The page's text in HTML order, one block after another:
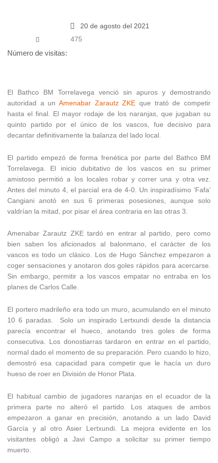
20 de agosto del 2021
Número de visitas:
475
El Bathco BM Torrelavega venció sin apuros y demostrando
autoridad a un Amenabar Zarautz ZKE que trató de competir
hasta el final. El mayor rodaje de los naranjas, que jugaban su
quinto partido por el único de los vascos, fue decisivo para
decantar definitivamente la balanza del lado local.
El partido empezó de forma frenética por parte del Bathco BM
Torrelavega. El inicio dubitativo de los vascos en su primer
amistoso permitió a los locales robar y correr una y otra vez.
Antes del minuto 4, el parcial era de 4-0. Un inspiradísimo ‘Fafa’
Cangiani anotó en sus 6 primeras posesiones, aunque solo
valdrían la mitad, por pisar el área contraria en las otras 3.
Amenabar Zarautz ZKE tardó en entrar al partido, pero como
bien saben los aficionados al balonmano, el carácter de los
vascos es todo un clásico. Los de Hugo Sánchez empezaron a
coger sensaciones y anotaron dos goles rápidos para acercarse.
Sin embargo, permitir a los vascos empatar no entraba en los
planes de Carlos Calle.
El portero madrileño era todo un muro, acumulando en el minuto
10 6 paradas. Solo un inspirado Lertxundi desde la distancia
parecía encontrar el hueco, anotando tres goles de forma
consecutiva. Los donostiarras tardaron en entrar en el partido,
normal dado el momento de su preparación. Pero cuando lo hizo,
demostró esa capacidad para competir que le hacía un duro
hueso de roer en División de Honor Plata.
El habitual cambio de jugadores naranjas en el ecuador de la
primera parte no alteró el partido. Los ataques de ambos
empezaron a ganar en precisión, anotando a un lado David
García y al otro Asier Lertxundi. La mejora evidente en los
visitantes obligó a Javi Campo a solicitar su primer tiempo
muerto.